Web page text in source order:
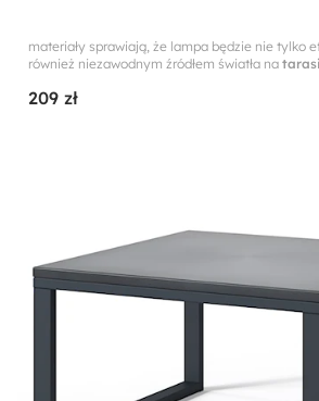
materiały sprawiają, że lampa będzie nie tylko
również niezawodnym źródłem światła na
209 zł